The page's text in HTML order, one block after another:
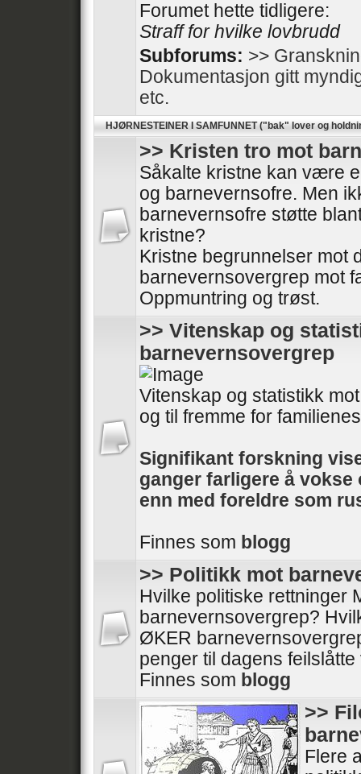
Forumet hette tidligere:
Straff for hvilke lovbrudd
Subforums: >>
Dokumentasjon gitt
etc.
HJØRNESTEINER I SAMFUNNET ("bak" lover og
>> Kristen tro mot
Såkalte kristne kan være
og barnevernsofre. Men
barnevernsofre støtte
kristne?
Kristne begrunnelser mot
barnevernsovergrep mot
Oppmuntring og trøst.
>> Vitenskap og
barnevernsovergrep
Vitenskap og statistikk
og til fremme for
Signifikant forskning
ganger farligere å vokse
enn med foreldre som
Finnes som blogg
>> Politikk mot
Hvilke politiske rettninger
barnevernsovergrep?
ØKER
penger til dagens
Finnes som blogg
>>
Flere